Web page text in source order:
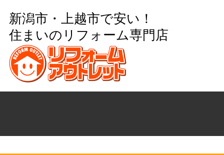
新潟市・上越市で安い！
住まいのリフォーム専門店